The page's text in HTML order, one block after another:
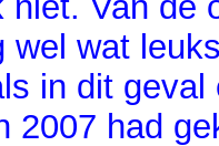
wel wat
in dit geval
2007 had